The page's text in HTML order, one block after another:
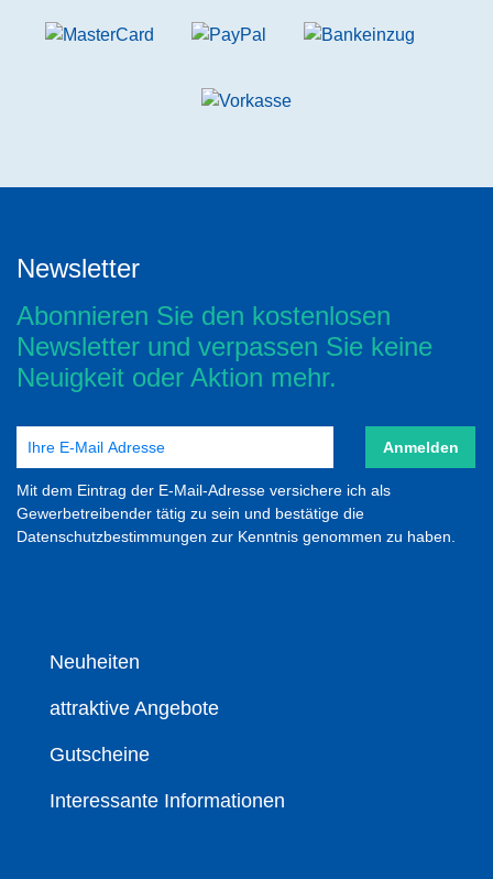
Newsletter
Abonnieren Sie den kostenlosen
Newsletter und verpassen Sie keine
Neuigkeit oder Aktion mehr.
Anmelden
Mit dem Eintrag der E-Mail-Adresse versichere ich als
Gewerbetreibender tätig zu sein und bestätige die
Datenschutzbestimmungen zur Kenntnis genommen zu haben.
Neuheiten
attraktive Angebote
Gutscheine
Interessante Informationen